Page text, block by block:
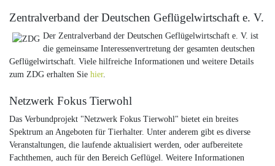
Zentralverband der Deutschen Geflügelwirtschaft e. V.
Der Zentralverband der Deutschen Geflügelwirtschaft e. V. ist
die gemeinsame Interessenvertretung der gesamten deutschen
Geflügelwirtschaft. Viele hilfreiche Informationen und weitere Details
zum ZDG erhalten Sie hier.
Netzwerk Fokus Tierwohl
Das Verbundprojekt "Netzwerk Fokus Tierwohl" bietet ein breites
Spektrum an Angeboten für Tierhalter. Unter anderem gibt es diverse
Veranstaltungen, die laufende aktualisiert werden, oder aufbereitete
Fachthemen, auch für den Bereich Geflügel. Weitere Informationen